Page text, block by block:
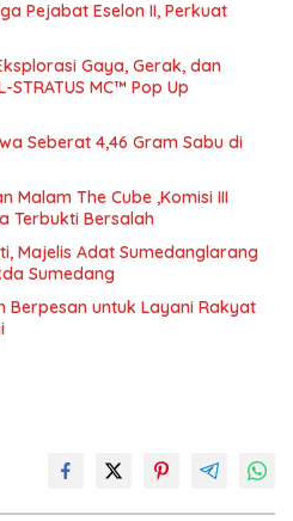
Gaya, Gerak, dan
MC™ Pop Up
Seberat 4,46 Gram Sabu di
Malam The Cube ,Komisi III
Terbukti Bersalah
Majelis Adat Sumedanglarang
Sumedang
Berpesan untuk Layani Rakyat